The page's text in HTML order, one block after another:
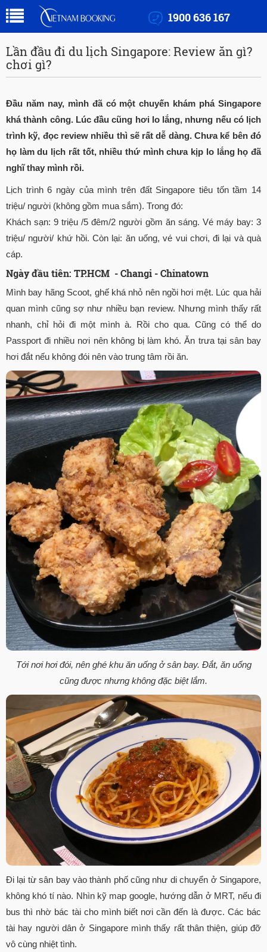
1900 636 167
Lần đầu đi du lịch Singapore: Review ăn gì?
chơi gì?
Đầu năm nay, mình đã có một chuyến khám phá Singapore
khá thành công. Lúc đầu cũng hơi lo lắng, nhưng nếu có lịch
trình kỹ, đọc review nhiều thì sẽ rất dễ dàng. Chưa kể bên đó
họ làm du lịch rất tốt, nhiều thứ mình chưa kịp lo lắng họ đã
nghĩ thay mình rồi.
Lịch trình 6 ngày của mình trên đất Singapore tiêu tốn tầm 14
triệu/ người (không gồm mua sắm). Trong đó:
Khách sạn: 9 triệu /5 đêm/2 người gồm ăn sáng. Vé máy bay: 3
triệu/ người/ khứ hồi. Còn lại: ăn uống, vé vui chơi, đi lại và quà
cáp.
Ngày đầu tiên: TP.HCM - Changi - Chinatown
Mình bay hãng Scoot, ghế khá nhỏ nên ngồi hơi mệt. Lúc qua hải
quan mình cũng sợ như nhiều bạn review. Nhưng mình thấy rất
nhanh, chỉ hỏi đi một mình à. Rồi cho qua. Cũng có thể do
Passport đi nhiều nơi nên không bị làm khó. Ăn trưa tại sân bay
hơi đắt nếu không đói nên vào trung tâm rồi ăn.
Tới nơi hơi đói, nên ghé khu ăn uống ở sân bay. Đắt, ăn uống
cũng được nhưng không đặc biệt lắm.
Đi lại từ sân bay vào thành phố cũng như di chuyển ở Singapore,
không khó tí nào. Nhìn kỹ map google, hướng dẫn ở MRT, nếu đi
bus thì nhờ bác tài cho mình biết nơi cần đến là được. Các bác
tài hay người dân ở Singapore mình thấy rất thân thiện, giúp đỡ
vô cùng nhiệt tình.